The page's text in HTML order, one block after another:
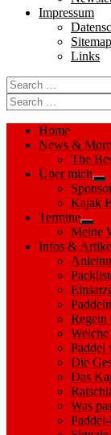
Impressum
Sitemap
Links
Search
for:
Search
for:
Home
News & More
The
Über mich
Kajak
Termine
Show
sub
menu
Meine
Infos &
Regeln
Paddel
Die
Das
Was